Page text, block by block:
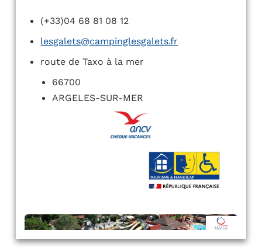
(+33)04 68 81 08 12
lesgalets@campinglesgalets.fr
route de Taxo à la mer
66700
ARGELES-SUR-MER